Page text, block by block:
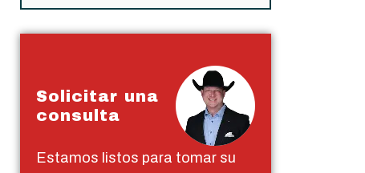
Solicitar una
consulta
Estamos listos para tomar su